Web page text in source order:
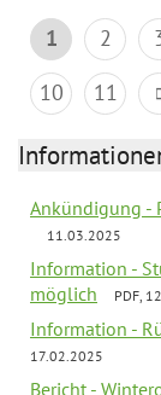
1 2
10
11
Ankündigung -
11.03.2025
Information -
möglich
PDF,
Information -
17.02.2025
Bericht -